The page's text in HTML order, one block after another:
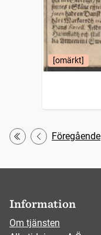
[omärkt]
Första
Föregående
Information
Om tjänsten